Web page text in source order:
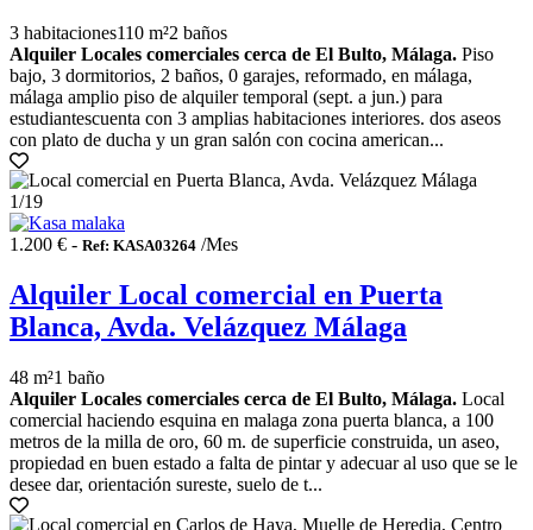
3 habitaciones110 m²2 baños
Alquiler Locales comerciales cerca de El Bulto, Málaga. Piso
bajo, 3 dormitorios, 2 baños, 0 garajes, reformado, en málaga,
málaga amplio piso de alquiler temporal (sept. a jun.) para
estudiantescuenta con 3 amplias habitaciones interiores. dos aseos
con plato de ducha y un gran salón con cocina american...
1/19
1.200 € - Ref: KASA03264 /Mes
Alquiler Local comercial en Puerta
Blanca, Avda. Velázquez Málaga
48 m²1 baño
Alquiler Locales comerciales cerca de El Bulto, Málaga. Local
comercial haciendo esquina en malaga zona puerta blanca, a 100
metros de la milla de oro, 60 m. de superficie construida, un aseo,
propiedad en buen estado a falta de pintar y adecuar al uso que se le
desee dar, orientación sureste, suelo de t...